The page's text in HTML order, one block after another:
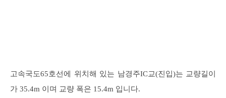
고속국도65호선에 위치해 있는 남경주IC교(진입)는 교량길이
가 35.4m 이며 교량 폭은 15.4m 입니다.